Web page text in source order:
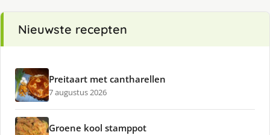
Nieuwste recepten
Preitaart met cantharellen
7 augustus 2026
Groene kool stamppot